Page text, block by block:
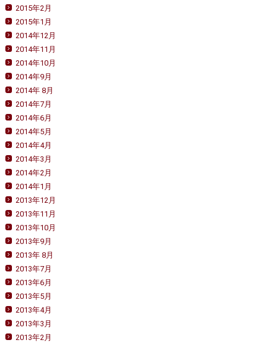
2015年2月
2015年1月
2014年12月
2014年11月
2014年10月
2014年9月
2014年 8月
2014年7月
2014年6月
2014年5月
2014年4月
2014年3月
2014年2月
2014年1月
2013年12月
2013年11月
2013年10月
2013年9月
2013年 8月
2013年7月
2013年6月
2013年5月
2013年4月
2013年3月
2013年2月